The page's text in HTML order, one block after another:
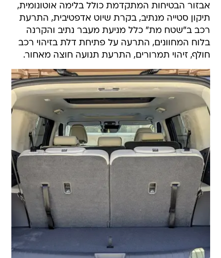
אבזור הבטיחות המתקדמת כולל בלימה אוטונומית,
תיקון סטייה מנתיב, בקרת שיוט אדפטיבית, התרעת
רכב ב"שטח מת" כלל מניעת מעבר נתיב והקרנה
בלוח המחוונים, התרעה על פתיחת דלת בזיהוי רכב
חולף, זיהוי תמרורים, התרעת תנועה חוצה מאחור.